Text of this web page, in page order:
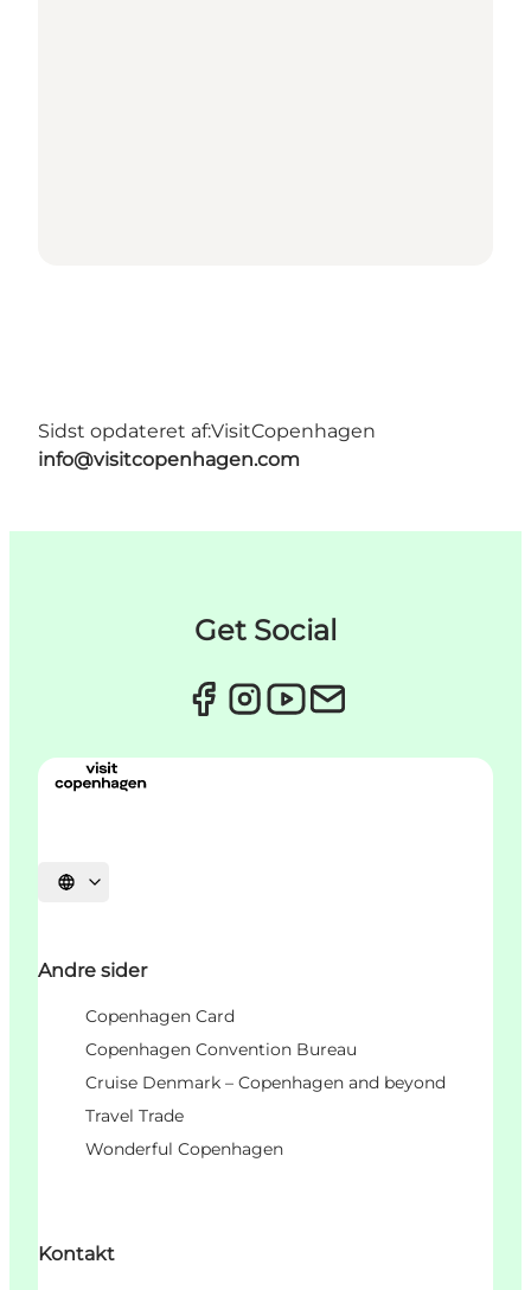
Sidst opdateret af:VisitCopenhagen
info@visitcopenhagen.com
Get Social
Vælg sprog
Andre sider
Copenhagen Card
Copenhagen Convention Bureau
Cruise Denmark – Copenhagen and beyond
Travel Trade
Wonderful Copenhagen
Kontakt